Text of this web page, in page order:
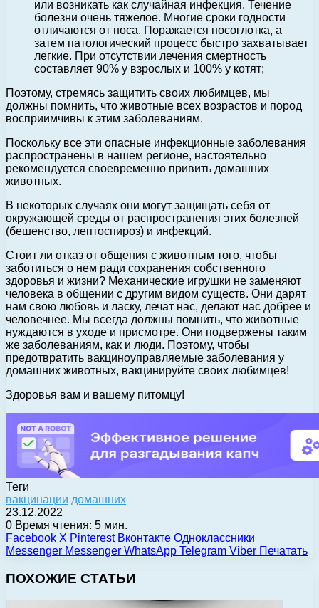
или возникать как случайная инфекция. Течение
болезни очень тяжелое. Многие сроки годности
отличаются от носа. Поражается носоглотка, а
затем патологический процесс быстро захватывает
легкие. При отсутствии лечения смертность
составляет 90% у взрослых и 100% у котят;
Поэтому, стремясь защитить своих любимцев, мы
должны помнить, что животные всех возрастов и пород
восприимчивы к этим заболеваниям.
Поскольку все эти опасные инфекционные заболевания
распространены в нашем регионе, настоятельно
рекомендуется своевременно привить домашних
животных.
В некоторых случаях они могут защищать себя от
окружающей среды от распространения этих болезней
(бешенство, лептоспироз) и инфекций.
Стоит ли отказ от общения с животным того, чтобы
заботиться о нем ради сохранения собственного
здоровья и жизни? Механические игрушки не заменяют
человека в общении с другим видом существ. Они дарят
нам свою любовь и ласку, лечат нас, делают нас добрее и
человечнее. Мы всегда должны помнить, что животные
нуждаются в уходе и присмотре. Они подвержены таким
же заболеваниям, как и люди. Поэтому, чтобы
предотвратить вакциноуправляемые заболевания у
домашних животных, вакцинируйте своих любимцев!
Здоровья вам и вашему питомцу!
Теги
вакцинации домашних
23.12.2022
0 Время чтения: 5 мин.
Facebook X Pinterest Вконтакте Одноклассники
Messenger Messenger WhatsApp Telegram Viber Печатать
ПОХОЖИЕ СТАТЬИ